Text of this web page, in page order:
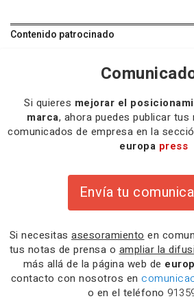
Contenido patrocinado
Si quieres mejorar el
marca, ahora puedes publicar
comunicados de empresa en la
europa press
Envía tu
Si necesitas asesoramiento en
tus notas de prensa o ampliar la
más allá de la página web de
contacto con nosotros en
o en el teléfono